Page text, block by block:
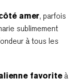
amer, parfois
sublimement
à tous les
favoriteà